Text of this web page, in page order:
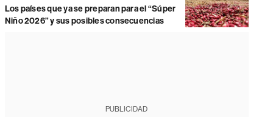
Los países que ya se preparan para el “Súper
Niño 2026” y sus posibles consecuencias
PUBLICIDAD